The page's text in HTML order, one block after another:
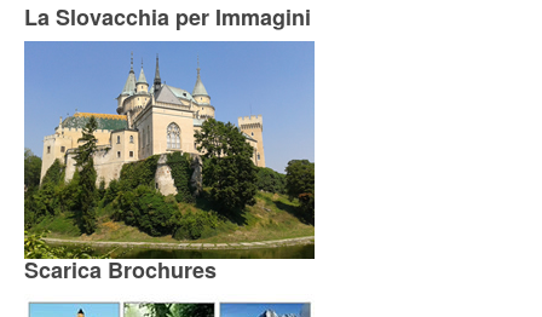
La Slovacchia per Immagini
Scarica Brochures